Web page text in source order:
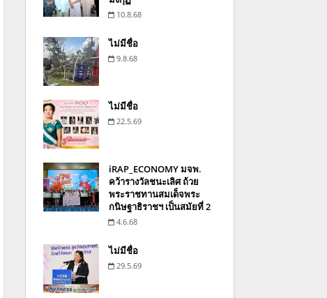
10.8.68
ไม่มีชื่อ
9.8.68
ไม่มีชื่อ
22.5.69
iRAP_ECONOMY มจพ.
คว้ารางวัลชนะเลิศ ถ้วย
พระราชทานสมเด็จพระ
กนิษฐาธิราชฯ เป็นสมัยที่ 2
4.6.68
ไม่มีชื่อ
29.5.69